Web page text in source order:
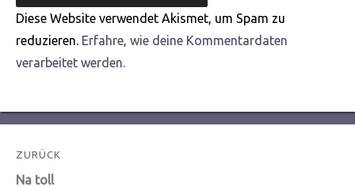
Diese Website verwendet Akismet, um Spam zu
reduzieren. Erfahre, wie deine Kommentardaten
verarbeitet werden.
Beitragsnavigation
ZURÜCK
Vorheriger
Na toll